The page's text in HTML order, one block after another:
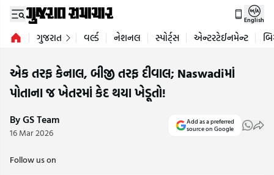
English
ગુજરાત વર્લ્ડ નેશનલ સ્પોર્ટ્સ એન્ટરટેઈનમેન્ટ
એક તરફ કેનાલ, બીજી તરફ દીવાલ; Naswadiમાં
પોતાના જ ખેતરમાં કેદ થયા ખેડૂતો!
By GS Team
16 Mar 2026
Add as a preferred
source on Google
Follow us on